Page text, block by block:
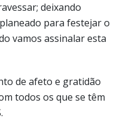
deixando
para festejar o
vamos assinalar esta
de afeto e gratidão
todos os que se têm